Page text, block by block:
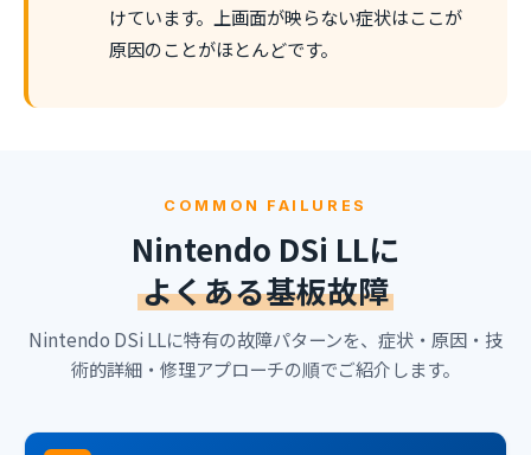
けています。上画面が映らない症状はここが
原因のことがほとんどです。
COMMON FAILURES
Nintendo DSi LLに
よくある基板故障
Nintendo DSi LLに特有の故障パターンを、症状・原因・技
術的詳細・修理アプローチの順でご紹介します。